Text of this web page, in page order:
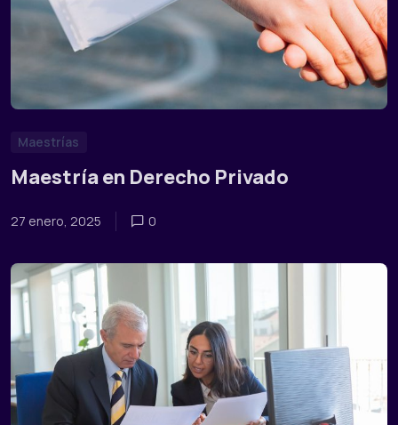
Maestrías
Maestría en Derecho Privado
27 enero, 2025 0